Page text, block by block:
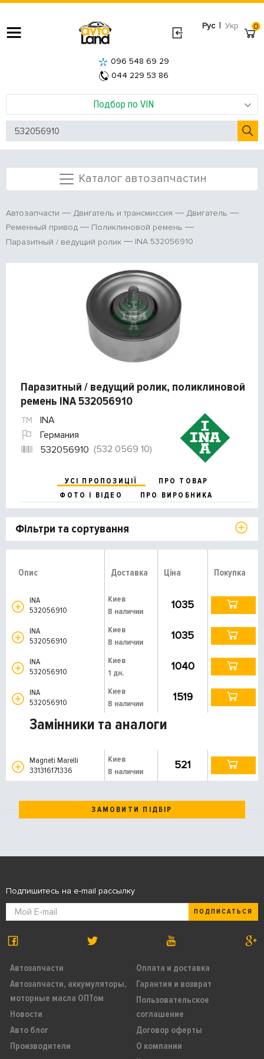
Рус | Укр
Подбор по VIN
096 548 69 29
044 229 53 86
0
Каталог автозапчастин
Автозапчасти Двигатель и трансмиссия
Двигатель
Ременный привод
Поликлиновой ремень
Паразитный / ведущий ролик
INA 532056910
Паразитный / ведущий ролик, поликлиновой
ремень INA 532056910
INA
Германия
532056910 (532 0569 10)
УСІ ПРОПОЗИЦІЇ
ПРО ТОВАР
ФОТО І ВІДЕО
ПРО ВИРОБНИКА
Фільтри та сортування
Опис Доставка Ціна Покупка
INA
532056910
Киев
В наличии
1035
INA
532056910
Киев
В наличии
1035
INA
532056910
Киев
1 дн.
1040
INA
532056910
Киев
В наличии
1519
Замінники та аналоги
Magneti Marelli
331316171336
Киев
В наличии
521
ЗАМОВИТИ ПІДБІР
Автозапчасти
Автозапчасти, аккумуляторы,
моторные масла ОПТом
Новости
Авто блог
Производители
Оплата и доставка
Гарантия и возврат
Пользовательское
соглашение
Договор оферты
О компании
Подпишитесь на e-mail рассылку
ПОДПИСАТЬСЯ